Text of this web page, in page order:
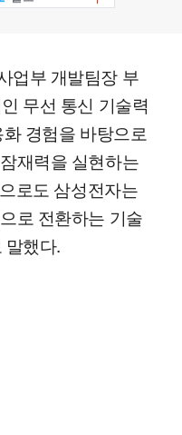
업부 개발팀장 부
무선 통신 기술력
경험을 바탕으로
재력을 실현하는
로도 삼성전자는
로 전환하는 기술
말했다.